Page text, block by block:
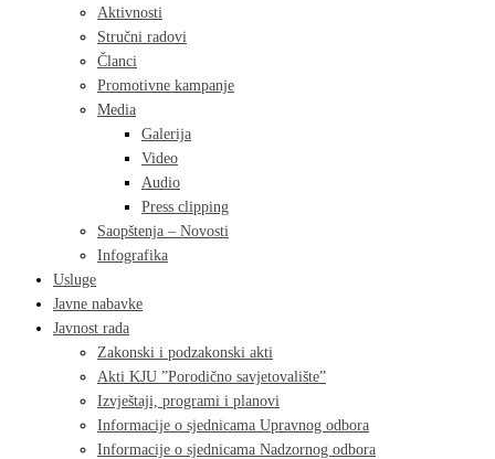
Aktivnosti
Stručni radovi
Članci
Promotivne kampanje
Media
Galerija
Video
Audio
Press clipping
Saopštenja – Novosti
Infografika
Usluge
Javne nabavke
Javnost rada
Zakonski i podzakonski akti
Akti KJU ”Porodično savjetovalište”
Izvještaji, programi i planovi
Informacije o sjednicama Upravnog odbora
Informacije o sjednicama Nadzornog odbora